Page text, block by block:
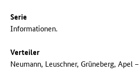
Serie
Informationen.
Verteiler
Neumann, Leuschner, Grüneberg, Apel –